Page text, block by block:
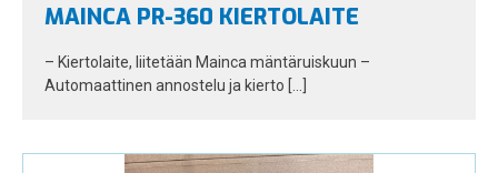
MAINCA PR-360 KIERTOLAITE
– Kiertolaite, liitetään Mainca mäntäruiskuun –
Automaattinen annostelu ja kierto […]